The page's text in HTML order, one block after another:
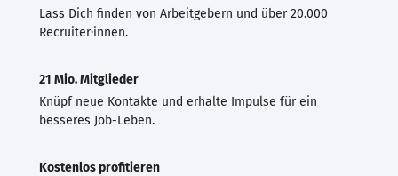
Lass Dich finden von Arbeitgebern und über 20.000
Recruiter·innen.
21 Mio. Mitglieder
Knüpf neue Kontakte und erhalte Impulse für ein
besseres Job-Leben.
Kostenlos profitieren